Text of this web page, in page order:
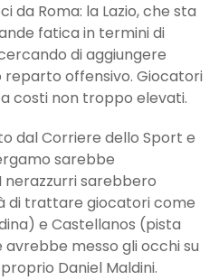
da Roma: la Lazio, che sta
fatica in termini di
di aggiungere
offensivo. Giocatori
costi non troppo elevati.
dal Corriere dello Sport e
sarebbe
sarebbero
di trattare giocatori come
e Castellanos (pista
avrebbe messo gli occhi su
Daniel Maldini.